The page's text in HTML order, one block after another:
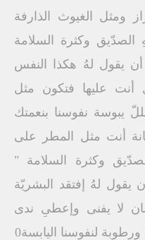
ومثل الغيوث الذارفة
أيامهِ الصدّيق وكثرة السلامة
يقول لهُ هكذا النفس
أنت عليها فتكون مثل
يبوسة نفوسنا بنعمتك
أنت مثل المطر على
وكثرة السلامة "
يقول لهُ إفتقد البشريّة
لا يفنى وإعطىِ ندى
لنفوسنا اليابسة0